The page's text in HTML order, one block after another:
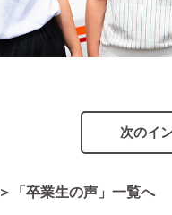
次のイ
＞「卒業生の声」一覧へ